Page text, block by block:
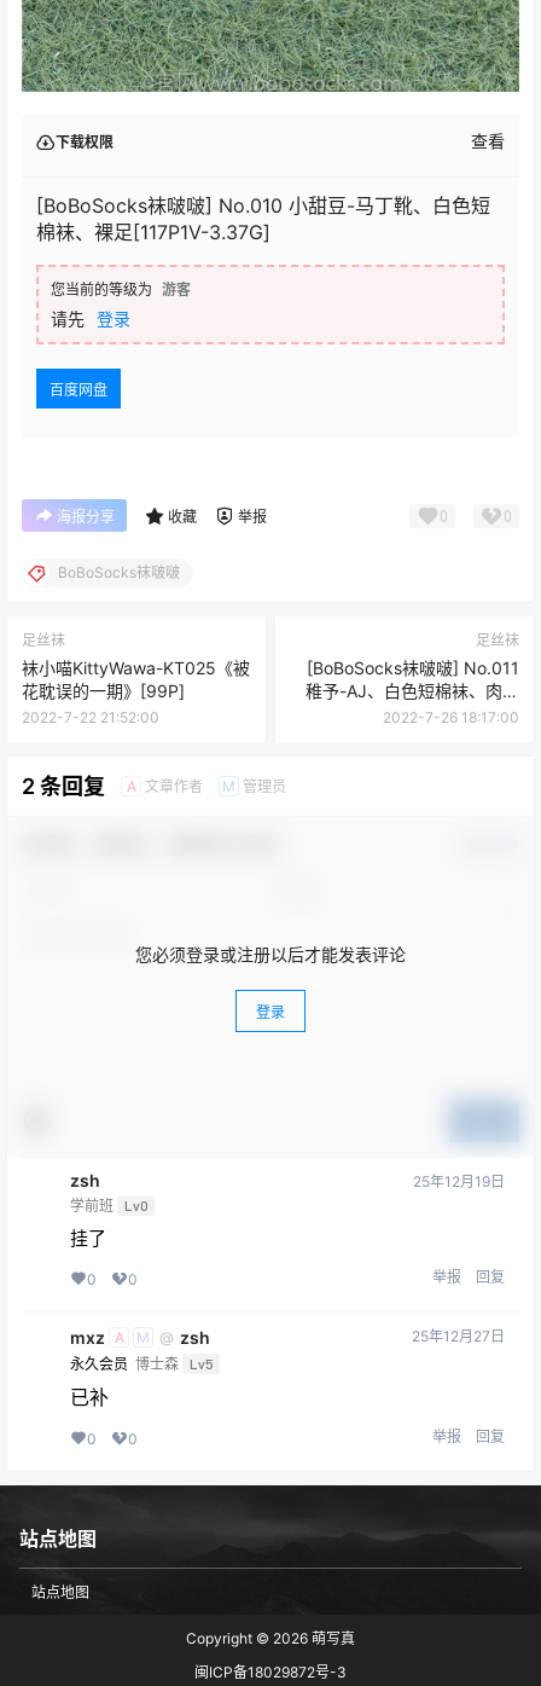
下载权限 查看
[BoBoSocks袜啵啵] No.010 小甜豆-马丁靴、白色短
棉袜、裸足[117P1V-3.37G]
您当前的等级为 游客
请先 登录
百度网盘
海报分享 收藏 举报 0 0
BoBoSocks袜啵啵
足丝袜
袜小喵KittyWawa-KT025《被
花耽误的一期》[99P]
2022-7-22 21:52:00
足丝袜
[BoBoSocks袜啵啵] No.011
稚予-AJ、白色短棉袜、肉丝
[139P1V-3.47G]
2022-7-26 18:17:00
2 条回复 A 文章作者 M 管理员
您必须登录或注册以后才能发表评论
登录
zsh
学前班 Lv0
25年12月19日
挂了
0 0 举报 回复
mxz A M @ zsh
永久会员 博士森 Lv5
25年12月27日
已补
0 0 举报 回复
站点地图
站点地图
Copyright © 2026 萌写真
闽ICP备18029872号-3